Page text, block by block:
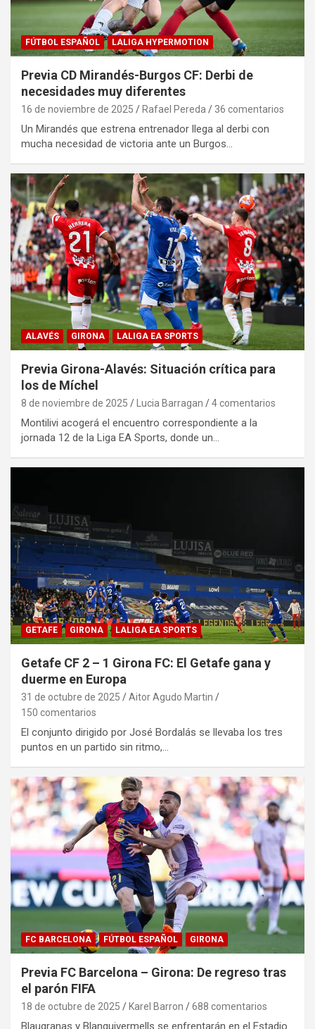
FÚTBOL ESPAÑOL LALIGA HYPERMOTION
Previa CD Mirandés-Burgos CF: Derbi de
necesidades muy diferentes
16 de noviembre de 2025 Rafael Pereda 36 comentarios
Un Mirandés que estrena entrenador llega al derbi con
mucha necesidad de victoria ante un Burgos…
ALAVÉS GIRONA LALIGA EA SPORTS
Previa Girona-Alavés: Situación crítica para
los de Míchel
8 de noviembre de 2025 Lucia Barragan 4 comentarios
Montilivi acogerá el encuentro correspondiente a la
jornada 12 de la Liga EA Sports, donde un…
GETAFE GIRONA LALIGA EA SPORTS
Getafe CF 2 – 1 Girona FC: El Getafe gana y
duerme en Europa
31 de octubre de 2025
Aitor Agudo Martin
150 comentarios
El conjunto dirigido por José Bordalás se llevaba los tres
puntos en un partido sin ritmo,…
FC BARCELONA FÚTBOL ESPAÑOL GIRONA
Previa FC Barcelona – Girona: De regreso tras
el parón FIFA
18 de octubre de 2025 Karel Barron 688 comentarios
Blaugranas y Blanquivermells se enfrentarán en el Estadio